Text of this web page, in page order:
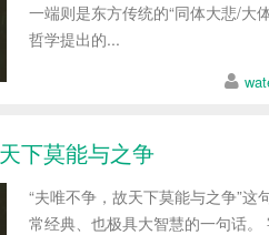
一端则是东方传统的“同体大悲/大
哲学提出的...
下莫能与之争
“夫唯不争，故天下莫能与之争”
常经典、也极具大智慧的一句话